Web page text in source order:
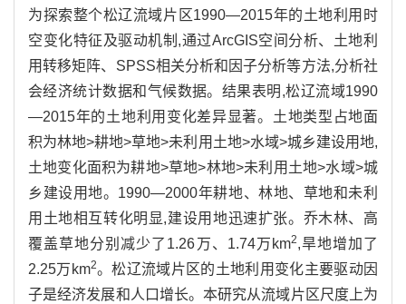
为探索整个松辽流域片区1990—2015年的土地利用时
空变化特征及驱动机制,通过ArcGIS空间分析、土地利
用转移矩阵、SPSS相关分析和因子分析等方法,分析社
会经济统计数据和气候数据。结果表明,松辽流域1990
—2015年的土地利用变化差异显著。土地类型占地面
积为林地>耕地>草地>未利用土地>水域>城乡建设用地,
土地变化面积为耕地>草地>林地>未利用土地>水域>城
乡建设用地。1990—2000年耕地、林地、草地和未利
用土地相互转化明显,建设用地迅速扩张。乔木林、高
覆盖草地分别减少了1.26万、1.74万km2,旱地增加了
2.25万km2。松辽流域片区的土地利用变化主要驱动因
子是经济发展和人口增长。本研究从流域片区尺度上为